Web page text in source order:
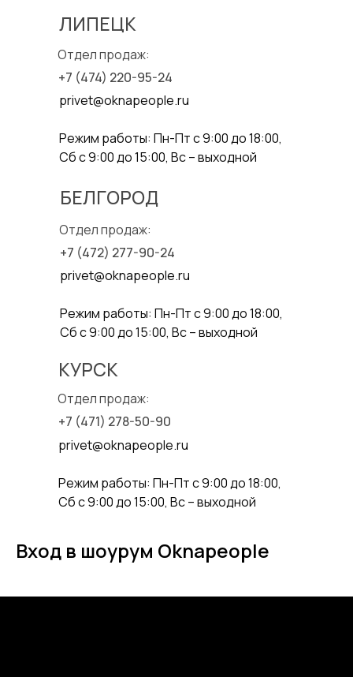
ЛИПЕЦК
Отдел продаж:
+7 (474) 220-95-24
privet@oknapeople.ru
Режим работы: Пн-Пт с 9:00 до 18:00,
Сб с 9:00 до 15:00, Вс – выходной
КУРСК
Отдел продаж:
+7 (471) 278-50-90
privet@oknapeople.ru
Режим работы: Пн-Пт с 9:00 до 18:00,
Сб с 9:00 до 15:00, Вс – выходной
БЕЛГОРОД
Отдел продаж:
+7 (472) 277-90-24
privet@oknapeople.ru
Режим работы: Пн-Пт с 9:00 до 18:00,
Сб с 9:00 до 15:00, Вс – выходной
Вход в шоурум Oknapeople
Приходите к нам в гости
Пожалуйста, перед визитом предупредите
Москва
+7(495) 291-70-63
профессиональной установкой от Oknapeople